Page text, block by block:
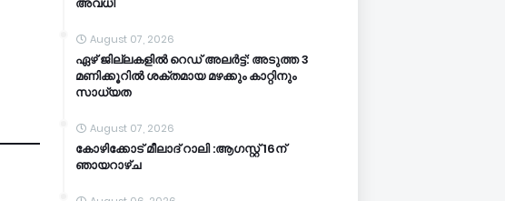
August 07, 2026
ഏഴ് ജില്ലകളില്‍ റെഡ് അലര്‍ട്ട്: അടുത്ത 3
മണിക്കൂറിൽ ശക്തമായ മഴക്കും കാറ്റിനും
സാധ്യത
August 07, 2026
കോഴിക്കോട് മീലാദ് റാലി :ആഗസ്റ്റ് 16ന്
ഞായറാഴ്ച